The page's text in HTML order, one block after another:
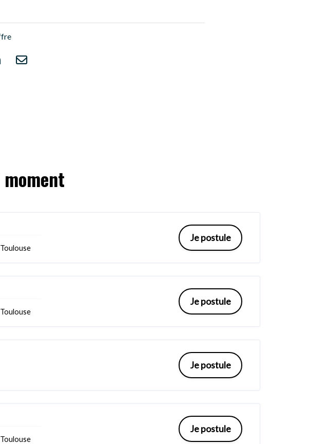
Toulouse
Je postule
Toulouse
Je postule
Je postule
Toulouse
Je postule